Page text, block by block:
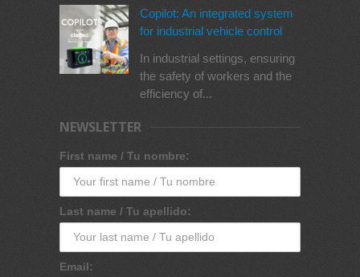
Copilot: An integrated system
for industrial vehicle control
In industrial settings, ensuring
the safety of workers and the
efficiency of...
NEWSLETTER
First name / Tu nombre:
Last name / Tu apellido:
Email: